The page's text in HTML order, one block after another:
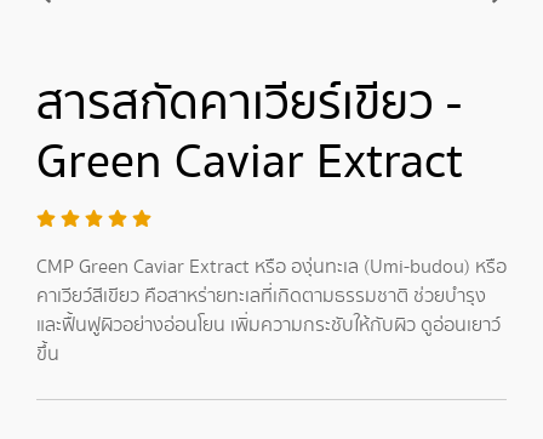
สารสกัดคาเวียร์เขียว -
Green Caviar Extract
CMP Green Caviar Extract หรือ องุ่นทะเล (Umi-budou) หรือ
คาเวียว์สีเขียว คือสาหร่ายทะเลที่เกิดตามธรรมชาติ ช่วยบำรุง
และฟื้นฟูผิวอย่างอ่อนโยน เพิ่มความกระชับให้กับผิว ดูอ่อนเยาว์
ขึ้น